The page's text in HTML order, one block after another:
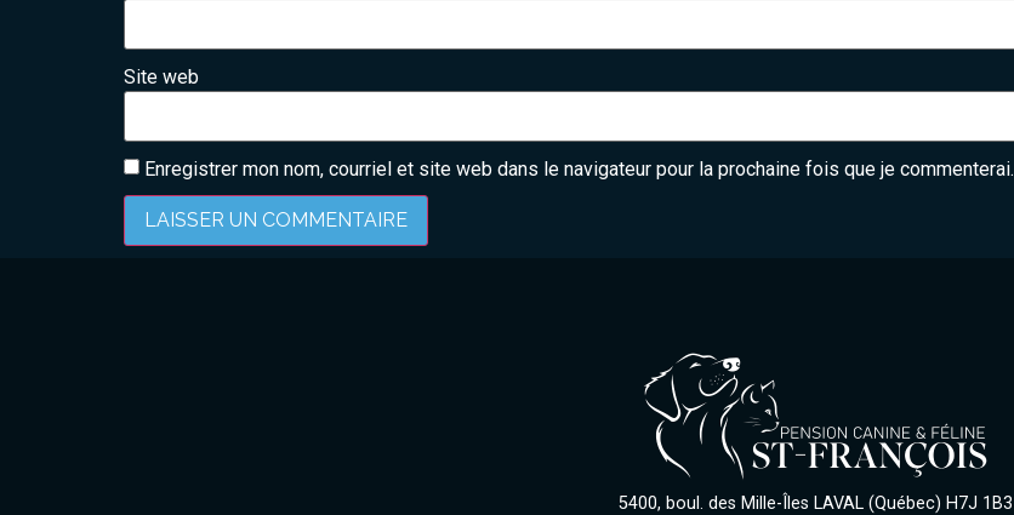
Site web
Enregistrer mon nom, courriel et site web dans le navigateur pour la prochaine fois que je commenterai.
5400, boul. des Mille-Îles LAVAL (Québec) H7J 1B3